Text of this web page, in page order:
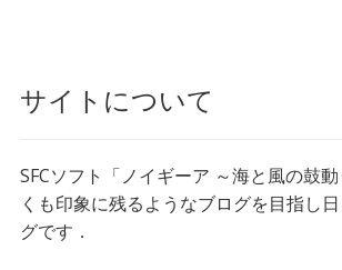
サイトについて
SFCソフト「ノイギーア ～海と風の鼓
くも印象に残るようなブログを目指し
グです．